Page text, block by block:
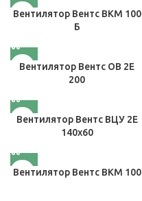
Вентилятор Вентс ВКМ 100
Б
Вентилятор Вентс ОВ 2Е
200
Вентилятор Вентс ВЦУ 2Е
140х60
Вентилятор Вентс ВКМ 100